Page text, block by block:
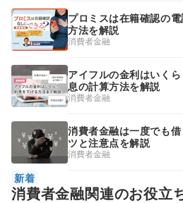
プロミスは在籍確認の
方法を解説
消費者金融
アイフルの金利はいく
息の計算方法を解説
消費者金融
消費者金融は一度でも
ツと注意点を解説
消費者金融
新着
消費者金融関連のお役立